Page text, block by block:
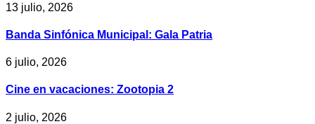
13 julio, 2026
Banda Sinfónica Municipal: Gala Patria
6 julio, 2026
Cine en vacaciones: Zootopia 2
2 julio, 2026